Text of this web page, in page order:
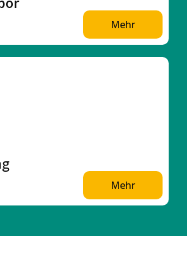
Mehr
Mehr